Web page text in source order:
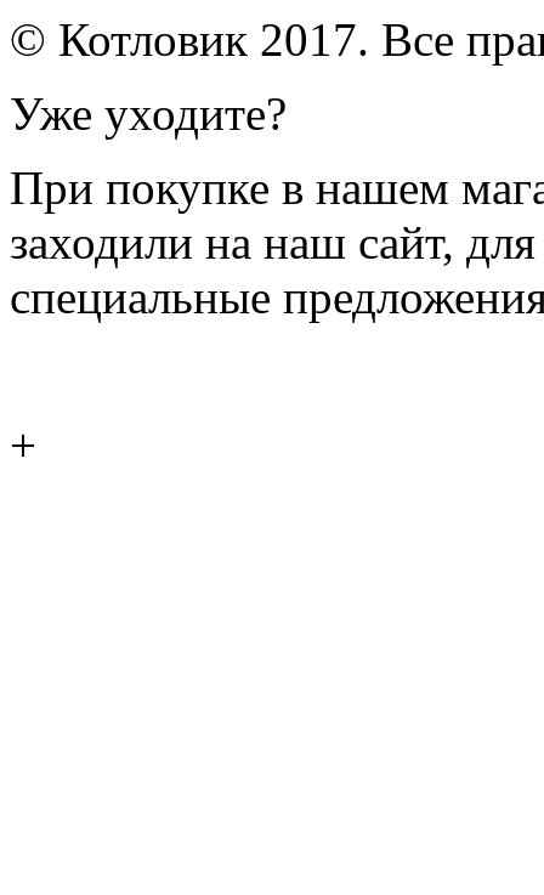
© Котловик 2017. Все
Уже уходите?
При покупке в нашем
заходили на наш сайт,
специальные
+